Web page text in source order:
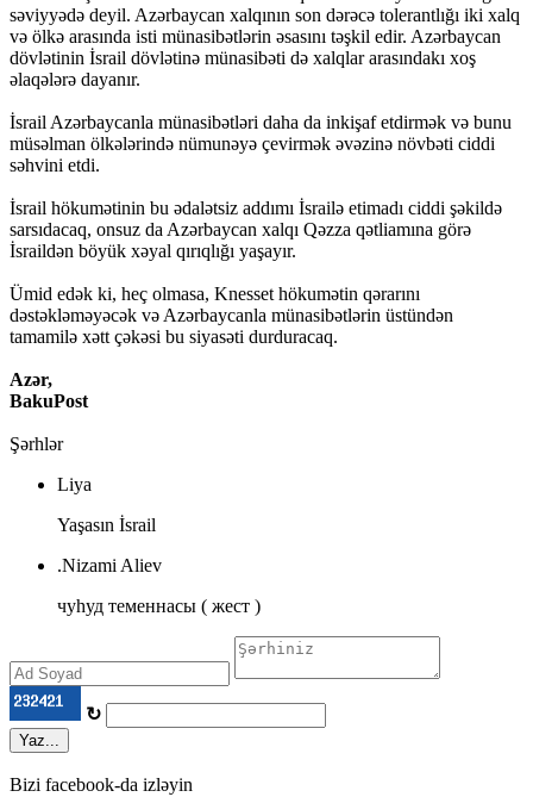
səviyyədə deyil. Azərbaycan xalqının son dərəcə tolerantlığı iki xalq
və ölkə arasında isti münasibətlərin əsasını təşkil edir. Azərbaycan
dövlətinin İsrail dövlətinə münasibəti də xalqlar arasındakı xoş
əlaqələrə dayanır.
İsrail Azərbaycanla münasibətləri daha da inkişaf etdirmək və bunu
müsəlman ölkələrində nümunəyə çevirmək əvəzinə növbəti ciddi
səhvini etdi.
İsrail hökumətinin bu ədalətsiz addımı İsrailə etimadı ciddi şəkildə
sarsıdacaq, onsuz da Azərbaycan xalqı Qəzza qətliamına görə
İsraildən böyük xəyal qırıqlığı yaşayır.
Ümid edək ki, heç olmasa, Knesset hökumətin qərarını
dəstəkləməyəcək və Azərbaycanla münasibətlərin üstündən
tamamilə xətt çəkəsi bu siyasəti durduracaq.
Azər,
BakuPost
Şərhlər
Liya
Yaşasın İsrail
.Nizami Aliev
чуhуд теменнасы ( жест )
↻
Yaz...
Bizi facebook-da izləyin